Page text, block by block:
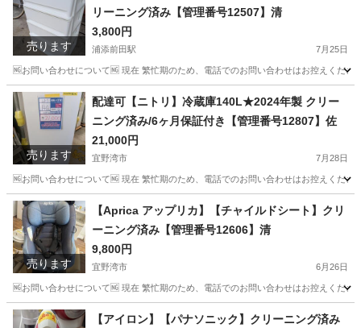
売ります
リーニング済み【管理番号12507】清
3,800円
浦添前田駅 7月25日
🆖お問い合わせについて🆖 現在 繁忙期のため、電話でのお問い合わせはお控えくだ
沖縄 浦添市 浦添前田駅 収納家具
売ります
配達可【ニトリ】冷蔵庫140L★2024年製 クリー
ニング済み/6ヶ月保証付き【管理番号12807】佐
21,000円
宜野湾市 7月28日
🆖お問い合わせについて🆖 現在 繁忙期のため、電話でのお問い合わせはお控えくだ
沖縄 宜野湾市 ニトリ
売ります
【Aprica アップリカ】【チャイルドシート】クリ
ーニング済み【管理番号12606】清
9,800円
宜野湾市 6月26日
🆖お問い合わせについて🆖 現在 繁忙期のため、電話でのお問い合わせはお控えくだ
沖縄 宜野湾市 ベビー用品 Aprica
【アイロン】【パナソニック】クリーニング済み